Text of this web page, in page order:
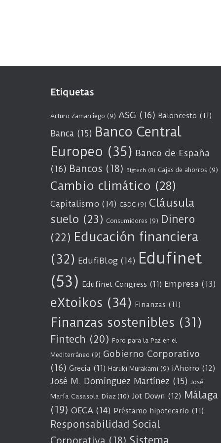
Etiquetas
Arturo Zamarriego (9) ASG (16) Baloncesto (11)
Banca (15) Banco Central
Europeo (35) Banco de España
(16) Bancos (18) Bigtech (8) Cajas de ahorros (9)
Cambio climático (28)
Capitalismo (14) CBDC (9) Cláusula
suelo (23) Consumidores (9) Dinero
(22) Educación financiera
(32) EdufiBlog (14) Edufinet
(53) Edufinet Congress (11) Empresa (13)
eXtoikos (34) Finanzas (11)
Finanzas sostenibles (31)
Fintech (20) Foro para la Paz en el
Mediterráneo (9) Gobierno Corporativo
(16) Grecia (11) Haruki Murakami (9) iAhorro (12)
José M. Domínguez Martínez (15) José
María Casasola Díaz (10) Jot Down (12) Málaga
(19) OECA (14) Préstamo hipotecario (11)
Responsabilidad Social
Sistema